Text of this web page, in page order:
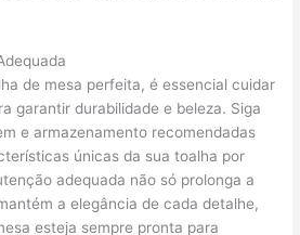
de mesa perfeita, é essencial cuidar
garantir durabilidade e beleza. Siga
e armazenamento recomendadas
únicas da sua toalha por
adequada não só prolonga a
a elegância de cada detalhe,
esteja sempre pronta para